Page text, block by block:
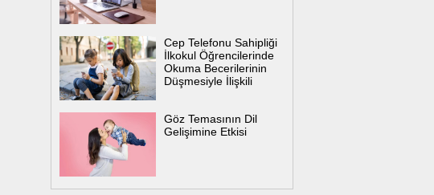
Cep Telefonu Sahipliği
İlkokul Öğrencilerinde
Okuma Becerilerinin
Düşmesiyle İlişkili
Göz Temasının Dil
Gelişimine Etkisi